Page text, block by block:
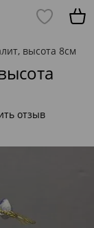
высота 8см
отзыв